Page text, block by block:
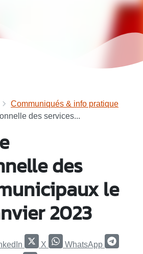
Communiqués & info pratique
des services...
des
le
2023
X WhatsApp